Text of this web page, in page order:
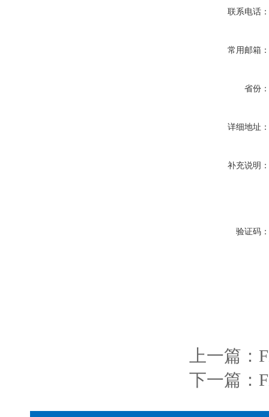
联系电话：
常用邮箱：
省份：
详细地址：
补充说明：
验证码：
上一篇：
下一篇：